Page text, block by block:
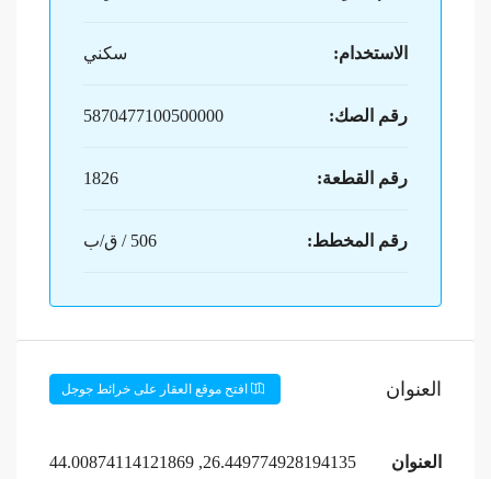
الاستخدام: سكني
رقم الصك: 5870477100500000
رقم القطعة: 1826
رقم المخطط: 506 / ق/ب
العنوان افتح موقع العقار على خرائط جوجل
العنوان 26.449774928194135, 44.00874114121869